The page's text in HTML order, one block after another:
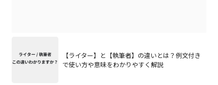
【ライター】と【執筆者】の違いとは？例文付き
で使い方や意味をわかりやすく解説